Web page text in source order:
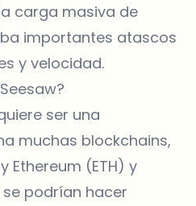
carga masiva de
importantes atascos
y velocidad.
ser una
muchas blockchains,
Ethereum (ETH) y
se podrían hacer